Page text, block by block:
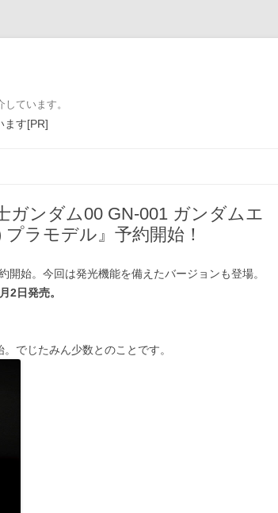
ています。
ます[PR]
ガンダム00 GN-001 ガンダムエ
ラモデル』予約開始！
始。今回は発光機能を備えたバージョンも登場。
2日発売。
でじたみん少数とのことです。